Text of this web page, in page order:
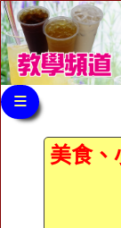
≡
美食、